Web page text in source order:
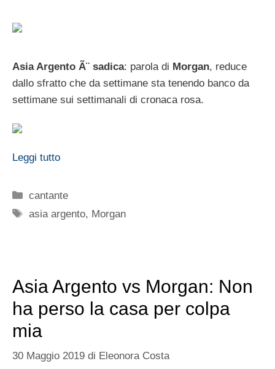
Asia Argento Ã¨ sadica: parola di Morgan, reduce
dallo sfratto che da settimane sta tenendo banco da
settimane sui settimanali di cronaca rosa.
Leggi tutto
Categorie
cantante
Tag
asia argento, Morgan
Asia Argento vs Morgan: Non
ha perso la casa per colpa
mia
30 Maggio 2019 di Eleonora Costa